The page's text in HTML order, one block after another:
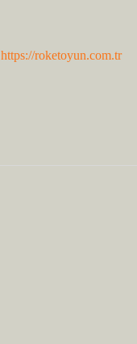
https://roketoyun.com.tr